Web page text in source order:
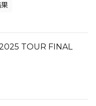
TOUR FINAL